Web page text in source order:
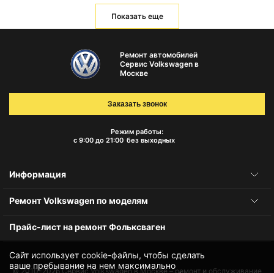
Показать еще
Сайт использует cookie-файлы, чтобы сделать
ваше пребывание на нем максимально
Ремонт автомобилей
Сервис Volkswagen в
Москве
Режим работы:
с 9:00 до 21:00 без выходных
Заказать звонок
Информация
Ремонт Volkswagen по моделям
Прайс-лист на ремонт Фольксваген
© 2010-2026Сервис Volkswagen в Москве – ремонт и обслуживание